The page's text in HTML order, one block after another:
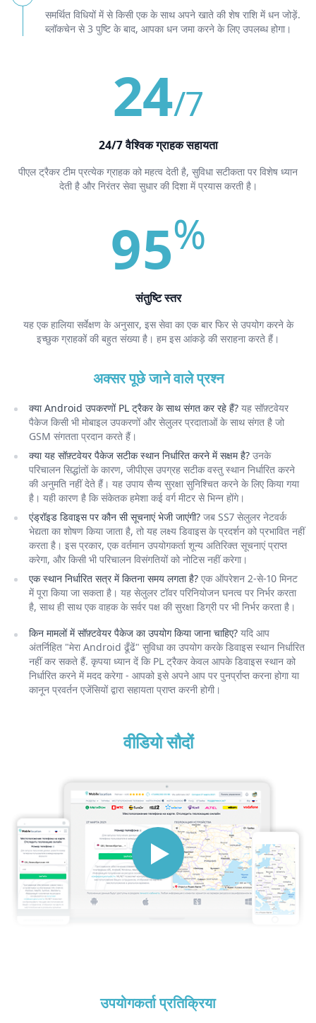
समर्थित विधियों में से किसी एक के साथ अपने खाते की शेष राशि में धन जोड़ें.
ब्लॉकचेन से 3 पुष्टि के बाद, आपका धन जमा करने के लिए उपलब्ध होगा।
24/7
24/7 वैश्विक ग्राहक सहायता
पीएल ट्रैकर टीम प्रत्येक ग्राहक को महत्व देती है, सुविधा सटीकता पर विशेष ध्यान
देती है और निरंतर सेवा सुधार की दिशा में प्रयास करती है।
95%
संतुष्टि स्तर
यह एक हालिया सर्वेक्षण के अनुसार, इस सेवा का एक बार फिर से उपयोग करने के
इच्छुक ग्राहकों की बहुत संख्या है। हम इस आंकड़े की सराहना करते हैं।
अक्सर पूछे जाने वाले प्रश्न
क्या Android उपकरणों PL ट्रैकर के साथ संगत कर रहे हैं? यह सॉफ़्टवेयर
पैकेज किसी भी मोबाइल उपकरणों और सेलुलर प्रदाताओं के साथ संगत है जो
GSM संगतता प्रदान करते हैं।
क्या यह सॉफ़्टवेयर पैकेज सटीक स्थान निर्धारित करने में सक्षम है? उनके
परिचालन सिद्धांतों के कारण, जीपीएस उपग्रह सटीक वस्तु स्थान निर्धारित करने
की अनुमति नहीं देते हैं। यह उपाय सैन्य सुरक्षा सुनिश्चित करने के लिए किया गया
है। यही कारण है कि संकेतक हमेशा कई वर्ग मीटर से भिन्न होंगे।
एंड्रॉइड डिवाइस पर कौन सी सूचनाएं भेजी जाएंगी? जब SS7 सेलुलर नेटवर्क
भेद्यता का शोषण किया जाता है, तो यह लक्ष्य डिवाइस के प्रदर्शन को प्रभावित नहीं
करता है। इस प्रकार, एक वर्तमान उपयोगकर्ता शून्य अतिरिक्त सूचनाएं प्राप्त
करेगा, और किसी भी परिचालन विसंगतियों को नोटिस नहीं करेगा।
एक स्थान निर्धारित सत्र में कितना समय लगता है? एक ऑपरेशन 2-से-10 मिनट
में पूरा किया जा सकता है। यह सेलुलर टॉवर परिनियोजन घनत्व पर निर्भर करता
है, साथ ही साथ एक वाहक के सर्वर पक्ष की सुरक्षा डिग्री पर भी निर्भर करता है।
किन मामलों में सॉफ़्टवेयर पैकेज का उपयोग किया जाना चाहिए? यदि आप
अंतर्निहित "मेरा Android ढूँढें" सुविधा का उपयोग करके डिवाइस स्थान निर्धारित
नहीं कर सकते हैं. कृपया ध्यान दें कि PL ट्रैकर केवल आपके डिवाइस स्थान को
निर्धारित करने में मदद करेगा - आपको इसे अपने आप पर पुनर्प्राप्त करना होगा या
कानून प्रवर्तन एजेंसियों द्वारा सहायता प्राप्त करनी होगी।
वीडियो सौदों
उपयोगकर्ता प्रतिक्रिया